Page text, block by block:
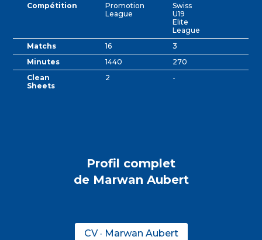
Compétition
Promotion
League
Swiss
U19
Elite
League
Matchs
16
3
Minutes
1440
270
Clean
Sheets
2 -
Profil complet
de Marwan Aubert
CV · Marwan Aubert